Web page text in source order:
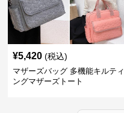
¥5,420 (税込)
マザーズバッグ 多機能キルティ
ングマザーズトート